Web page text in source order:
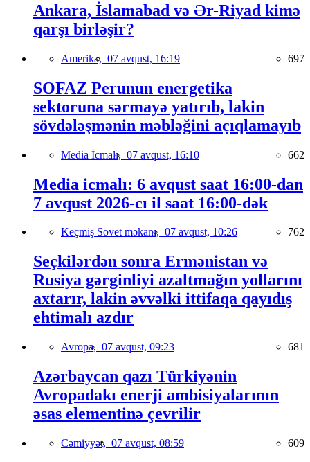
Ankara, İslamabad və Ər-Riyad kimə
qarşı birləşir?
Amerika, 07 avqust, 16:19 697
SOFAZ Perunun energetika
sektoruna sərmayə yatırıb, lakin
sövdələşmənin məbləğini açıqlamayıb
Media İcmalı, 07 avqust, 16:10 662
Media icmalı: 6 avqust saat 16:00-dan
7 avqust 2026-cı il saat 16:00-dək
Keçmiş Sovet məkanı, 07 avqust, 10:26 762
Seçkilərdən sonra Ermənistan və
Rusiya gərginliyi azaltmağın yollarını
axtarır, lakin əvvəlki ittifaqa qayıdış
ehtimalı azdır
Avropa, 07 avqust, 09:23 681
Azərbaycan qazı Türkiyənin
Avropadakı enerji ambisiyalarının
əsas elementinə çevrilir
Cəmiyyət, 07 avqust, 08:59 609